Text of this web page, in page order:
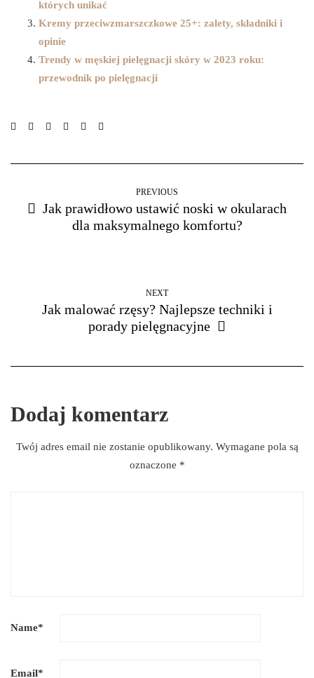
których unikać
Kremy przeciwzmarszczkowe 25+: zalety, składniki i
opinie
Trendy w męskiej pielęgnacji skóry w 2023 roku:
przewodnik po pielęgnacji
PREVIOUS
Jak prawidłowo ustawić noski w okularach
dla maksymalnego komfortu?
NEXT
Jak malować rzęsy? Najlepsze techniki i
porady pielęgnacyjne
Dodaj komentarz
Twój adres email nie zostanie opublikowany. Wymagane pola są
oznaczone *
Name*
Email*